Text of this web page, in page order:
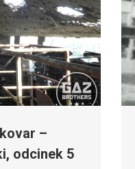
–
odcinek 5